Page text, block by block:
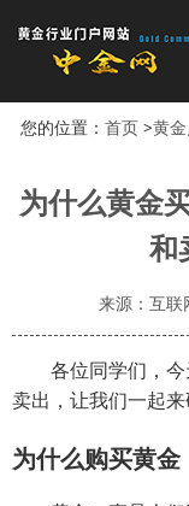
您的位置： 首页>黄
为什么黄金
和
来源：互联
各位同学们，
卖出，让我们一起来
为什么购买黄金